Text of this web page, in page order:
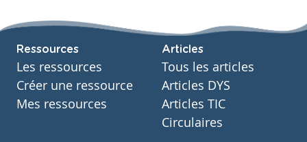
Ressources
Les ressources
Créer une ressource
Mes ressources
Articles
Tous les articles
Articles DYS
Articles TIC
Circulaires